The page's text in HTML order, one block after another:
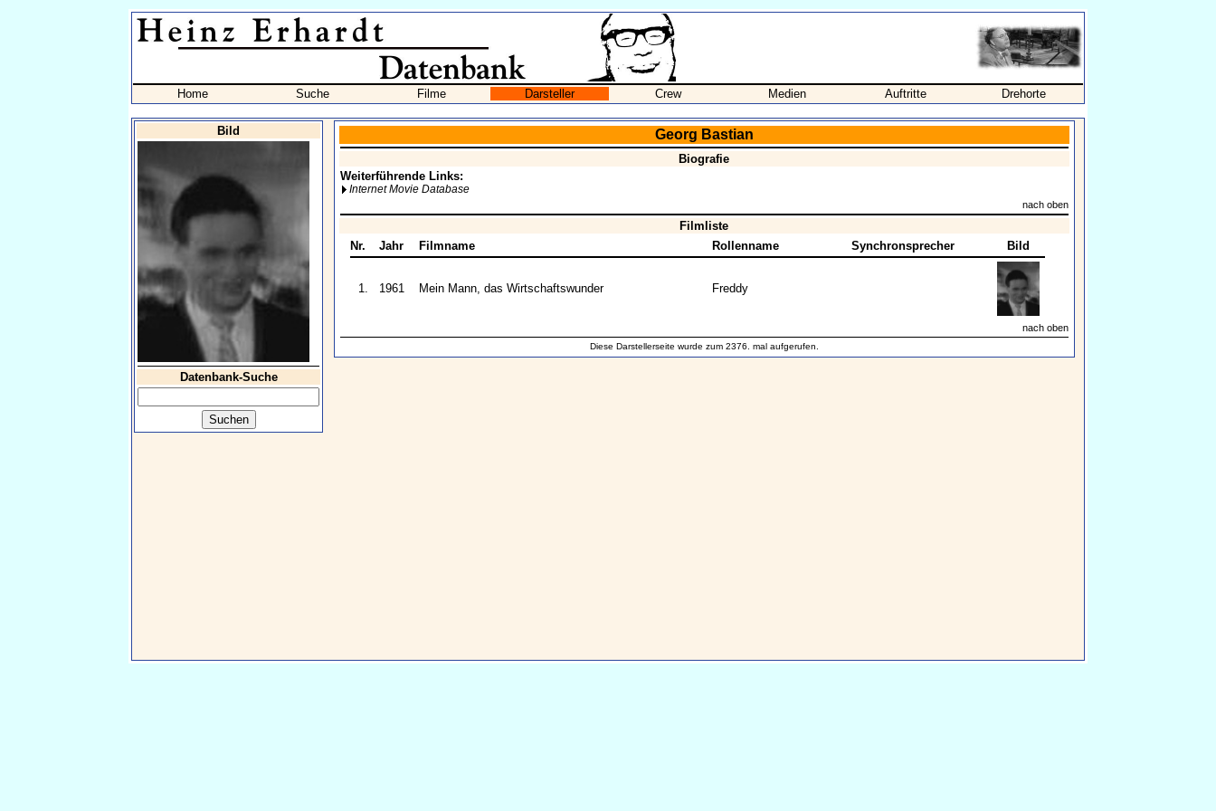
Home Suche Filme Darsteller Crew Medien Auftritte Drehorte
Bild
Datenbank-Suche
Georg Bastian
Biografie
Weiterführende Links:
Internet Movie Database
nach oben
Filmliste
Nr.
Jahr Filmname Rollenname Synchronsprecher Bild
1. 1961 Mein Mann, das Wirtschaftswunder Freddy
nach oben
Diese Darstellerseite wurde zum 2376. mal aufgerufen.